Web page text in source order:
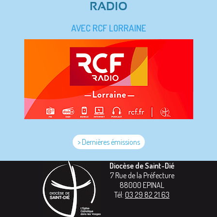
RADIO
AVEC RCF LORRAINE
> Dernières émissions
Diocèse de Saint-Dié
7 Rue de la Préfecture
88000 EPINAL
Tél: 03 29 82 21 63